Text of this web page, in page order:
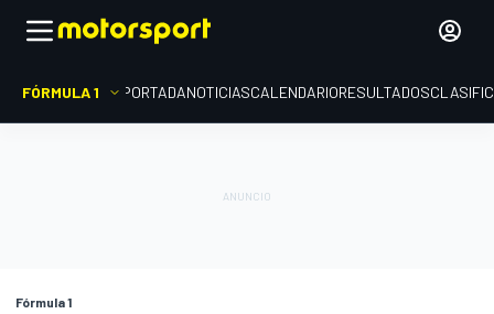
FÓRMULA 1 PORTADANOTICIASCALENDARIORESULTADOS
Fórmula 1